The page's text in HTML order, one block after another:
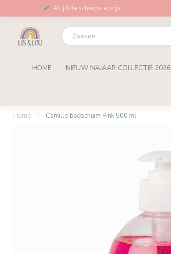
Altijd de scherpste prijs
HOME NIEUW NAJAAR COLLECTIE 2026
Home / Camille badschuim Pink 500 ml